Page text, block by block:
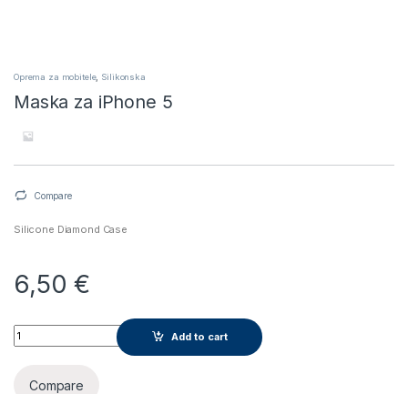
Oprema za mobitele, Silikonska
Maska za iPhone 5
Compare
Silicone Diamond Case
6,50€
Maska za iPhone 5 quantity Add to cart
Compare